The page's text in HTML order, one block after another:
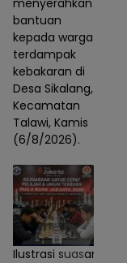
menyerahkan
bantuan
kepada warga
terdampak
kebakaran di
Desa Sikalang,
Kecamatan
Talawi, Kamis
(6/8/2026).
Ilustrasi suasana